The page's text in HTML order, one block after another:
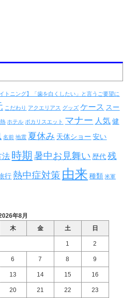
トニング】「歯を白くしたい」と言うご要望に
こだわり アクエリアス グッズ ケース スー
ホテル ポカリスエット マナー 人気 健
名前 地震 夏休み 天体ショー 安い
法 時期 暑中お見舞い 歴代 残
行 熱中症対策 由来 種類 米軍
年8月
木 金 土 日
1 2
6 7 8 9
13 14 15 16
20 21 22 23